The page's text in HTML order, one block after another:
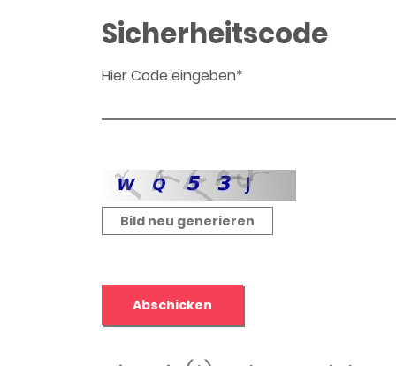
Sicherheitscode
Hier Code eingeben*